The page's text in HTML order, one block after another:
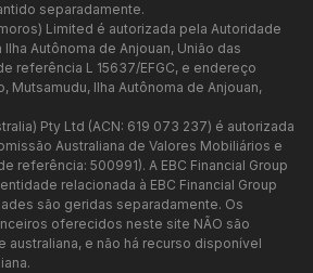
separadamente.
Limited é autorizada pela Autoridade
Autônoma de Anjouan, União das
referência L 15637/EFGC, e endereço
Mutsamudu, Ilha Autônoma de Anjouan,
Pty Ltd (ACN: 619 073 237) é autorizada
Australiana de Valores Mobiliários e
referência: 500991). A EBC Financial Group
relacionada à EBC Financial Group
são geridas separadamente. Os
oferecidos neste site NÃO são
e não há recurso disponível